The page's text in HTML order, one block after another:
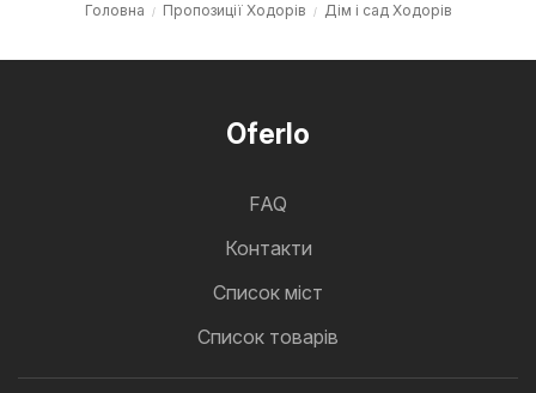
Головна Пропозиції Ходорів Дім і сад Ходорів
Oferlo
FAQ
Контакти
Cписок міст
Список товарів